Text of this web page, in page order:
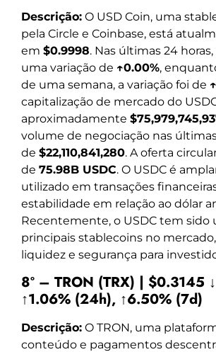
Descrição: O USD Coin, uma
pela Circle e Coinbase, está
em $0.9998. Nas últimas 24
uma variação de ↑0.00%,
de uma semana, a variação foi de
capitalização de mercado do
aproximadamente
volume de negociação nas
de $22,110,841,280. A oferta
de 75.98B USDC. O USDC é
utilizado em transações
estabilidade em relação ao dólar
Recentemente, o USDC tem sido
principais stablecoins no
liquidez e segurança para
8º – TRON (TRX) | $0.3145
↑1.06% (24h), ↑6.50% (7d)
Descrição: O TRON, uma
conteúdo e pagamentos